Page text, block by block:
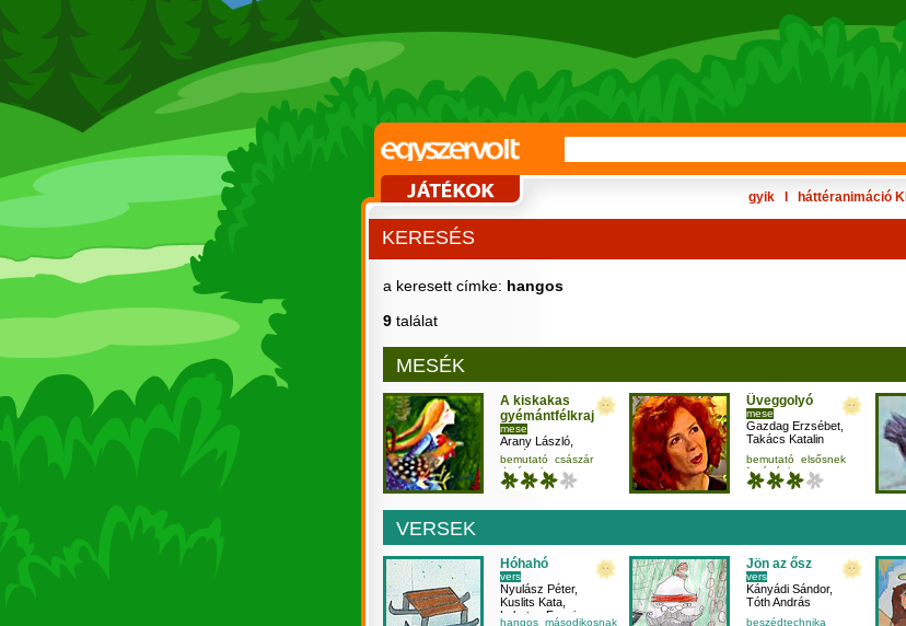
gyik háttéranimáció KI
KERESÉS
a keresett címke: hangos
9 találat
MESÉK
A kiskakas
gyémántfélkrajcára
mese
Arany László
Pogány Judit,
Szegedi Katalin
bemutató császár
darázs hangos
Üveggolyó
mese
Gazdag Erzsébet
Takács Katalin
bemutató elsősnek
favágó
hangos
VERSEK
Hóhahó
vers
Nyulász Péter,
Kuslits Kata
Lakatos Fanni
hangos másodikosnak
Jön az ősz
vers
Kányádi Sándor,
Tóth András
beszédtechnika